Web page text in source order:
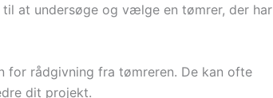
at undersøge og vælge en tømrer, der har
for rådgivning fra tømreren. De kan ofte
dit projekt.